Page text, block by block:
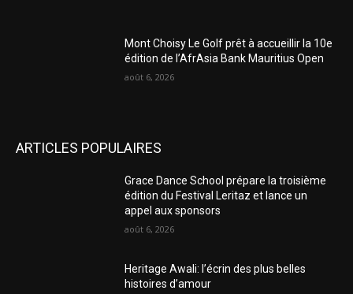
Mont Choisy Le Golf prêt à accueillir la 10e
édition de l’AfrAsia Bank Mauritius Open
août 6, 2026
ARTICLES POPULAIRES
Grace Dance School prépare la troisième
édition du Festival Leritaz et lance un
appel aux sponsors
août 6, 2026
Heritage Awali: l’écrin des plus belles
histoires d’amour